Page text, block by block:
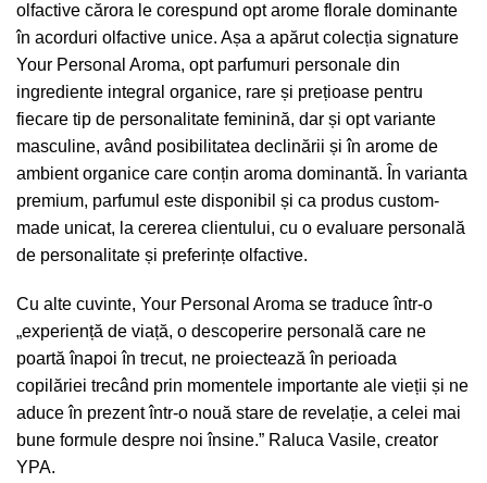
olfactive cărora le corespund opt arome florale dominante
în acorduri olfactive unice. Așa a apărut colecția signature
Your Personal Aroma, opt parfumuri personale din
ingrediente integral organice, rare și prețioase pentru
fiecare tip de personalitate feminină, dar și opt variante
masculine, având posibilitatea declinării și în arome de
ambient organice care conțin aroma dominantă. În varianta
premium, parfumul este disponibil și ca produs custom-
made unicat, la cererea clientului, cu o evaluare personală
de personalitate și preferințe olfactive.
Cu alte cuvinte, Your Personal Aroma se traduce într-o
„experiență de viață, o descoperire personală care ne
poartă înapoi în trecut, ne proiectează în perioada
copilăriei trecând prin momentele importante ale vieții și ne
aduce în prezent într-o nouă stare de revelație, a celei mai
bune formule despre noi însine.” Raluca Vasile, creator
YPA.